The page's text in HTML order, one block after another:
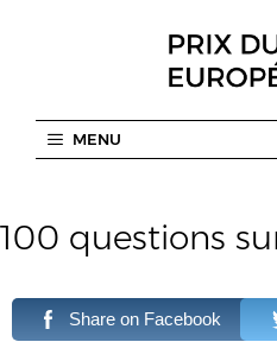
MENU
100 questions
Share on Facebook